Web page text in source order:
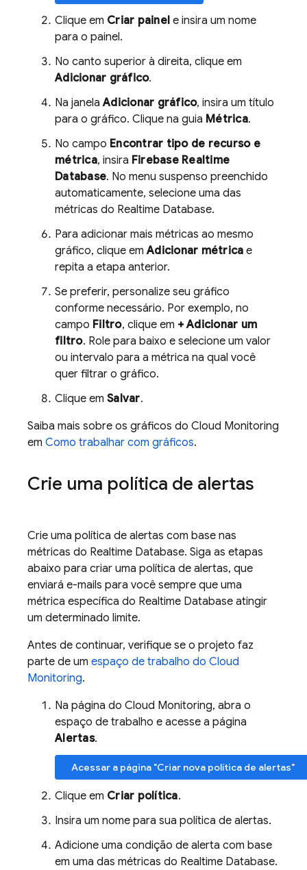
Clique em Criar painel e insira um nome
para o painel.
No canto superior à direita, clique em
Adicionar gráfico.
Na janelaAdicionar gráfico, insira um título
para o gráfico. Clique na guia Métrica.
No campo Encontrar tipo de recurso e
métrica, insira Firebase Realtime
Database. No menu suspenso preenchido
automaticamente, selecione uma das
métricas do Realtime Database.
Para adicionar mais métricas ao mesmo
gráfico, clique emAdicionar métrica e
repita a etapa anterior.
Se preferir, personalize seu gráfico
conforme necessário. Por exemplo, no
campo Filtro, clique em + Adicionar um
filtro. Role para baixo e selecione um valor
ou intervalo para a métrica na qual você
quer filtrar o gráfico.
Clique em Salvar.
Saiba mais sobre os gráficos do Cloud Monitoring
em Como trabalhar com gráficos.
Crie uma política de alertas
Crie uma política de alertas com base nas
métricas do Realtime Database. Siga as etapas
abaixo para criar uma política de alertas, que
enviará e-mails para você sempre que uma
métrica específica do Realtime Database atingir
um determinado limite.
Antes de continuar, verifique se o projeto faz
parte de um espaço de trabalho do Cloud
Monitoring.
Na página do Cloud Monitoring, abra o
espaço de trabalho e acesse a página
Alertas.
Acessar a página "Criar nova política de alertas"
Clique em Criar política.
Insira um nome para sua política de alertas.
Adicione uma condição de alerta com base
em uma das métricas do Realtime Database.